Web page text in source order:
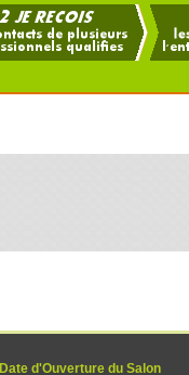
Date d'Ouverture du Salon